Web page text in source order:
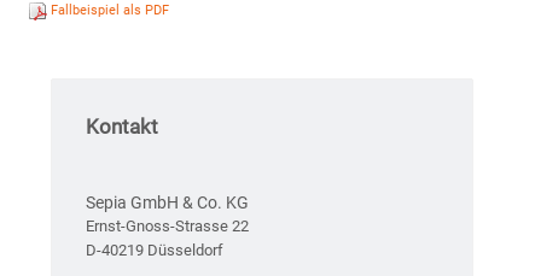
Fallbeispiel als PDF
Kontakt
Sepia GmbH & Co. KG
Ernst-Gnoss-Strasse 22
D-40219 Düsseldorf